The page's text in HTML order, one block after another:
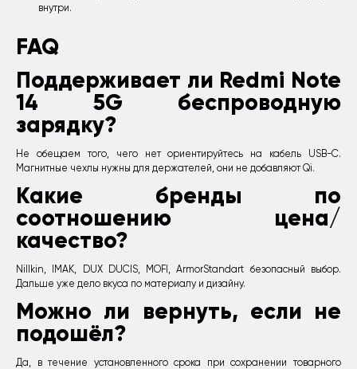
внутри.
FAQ
Поддерживает ли Redmi Note
14 5G беспроводную
зарядку?
Не обещаем того, чего нет ориентируйтесь на кабель USB-C.
Магнитные чехлы нужны для держателей, они не добавляют Qi.
Какие бренды по
соотношению цена/
качество?
Nillkin, IMAK, DUX DUCIS, MOFI, ArmorStandart безопасный выбор.
Дальше уже дело вкуса по материалу и дизайну.
Можно ли вернуть, если не
подошёл?
Да, в течение установленного срока при сохранении товарного